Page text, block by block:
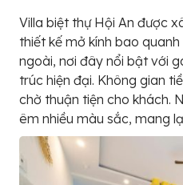
Villa biệt thự Hội An được
thiết kế mở kính bao
ngoài, nơi đây nổi bật với
trúc hiện đại. Không gian
chờ thuận tiện cho khách.
êm nhiều màu sắc, mang